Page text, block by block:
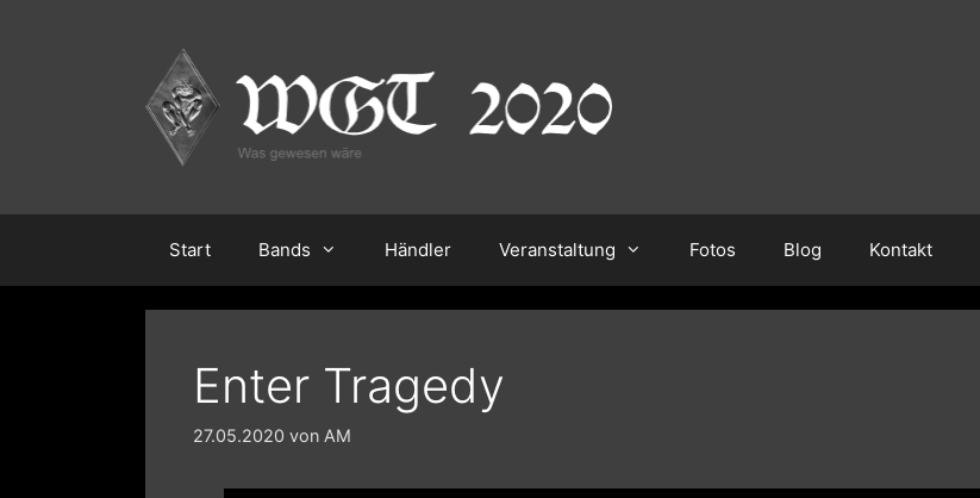
Start Bands Händler Veranstaltung Fotos Blog Kontakt
Enter Tragedy
27.05.2020 von AM